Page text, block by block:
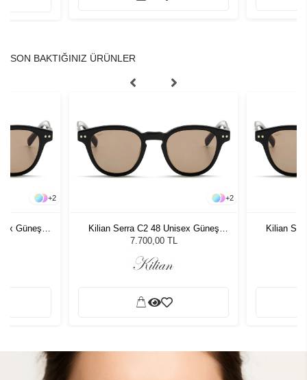
SON BAKTIĞINIZ ÜRÜNLER
+2
Güneş
+2
Kilian Serra C2 48 Unisex Güneş
Gözlüğü
7.700,00 TL
Kilian